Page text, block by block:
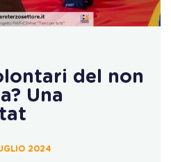
del non
Una
2024